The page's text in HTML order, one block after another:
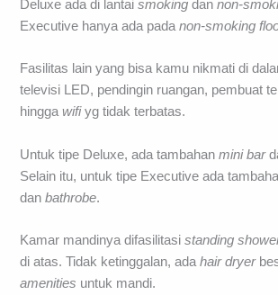
Deluxe ada di lantaismokingdannon-
Executive hanya ada padanon-smoking
Fasilitas lain yang bisa kamu nikmati di
televisi LED, pendingin ruangan, pembuat
hinggawifiyg tidak terbatas.
Untuk tipe Deluxe, ada tambahanmini bar
Selain itu, untuk tipe Executive ada
danbathrobe.
Kamar mandinya difasilitasistanding
di atas. Tidak ketinggalan, adahair dryer
amenities untuk mandi.